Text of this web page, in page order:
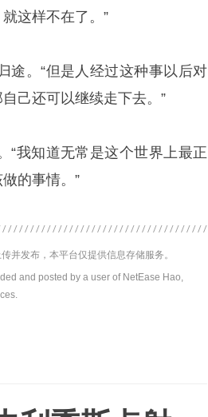
这样不在了。”
途。“但是人经过这种事以后对
己还可以继续走下去。”
“我知道无常是这个世界上最正
的事情。”
并发布，本平台仅提供信息存储服务。
and posted by a user of NetEase Hao,